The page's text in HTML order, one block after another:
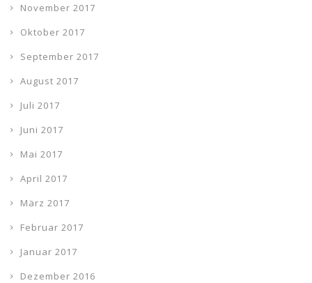
November 2017
Oktober 2017
September 2017
August 2017
Juli 2017
Juni 2017
Mai 2017
April 2017
März 2017
Februar 2017
Januar 2017
Dezember 2016